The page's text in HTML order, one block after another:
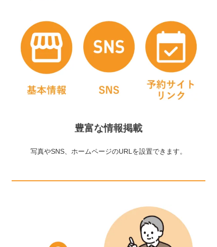
豊富な情報掲載
写真やSNS、ホームページのURLを設置できます。